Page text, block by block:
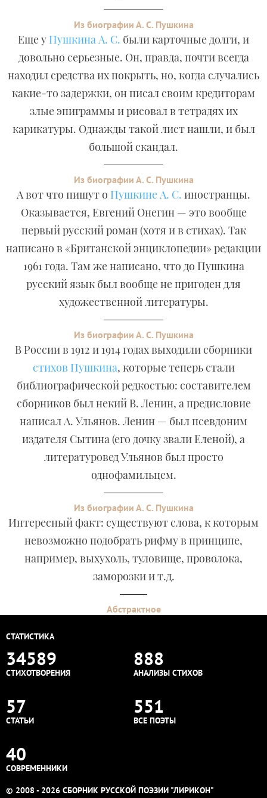
Из биографии А. С. Пушкина
Еще у Пушкина А. С. были карточные долги, и
довольно серьезные. Он, правда, почти всегда
находил средства их покрыть, но, когда случались
какие-то задержки, он писал своим кредиторам
злые эпиграммы и рисовал в тетрадях их
карикатуры. Однажды такой лист нашли, и был
большой скандал.
Из биографии А. С. Пушкина
А вот что пишут о Пушкине А. С. иностранцы.
Оказывается, Евгений Онегин — это вообще
первый русский роман (хотя и в стихах). Так
написано в «Британской энциклопедии» редакции
1961 года. Там же написано, что до Пушкина
русский язык был вообще не пригоден для
художественной литературы.
Из биографии А. С. Пушкина
В России в 1912 и 1914 годах выходили сборники
стихов Пушкина, которые теперь стали
библиографической редкостью: составителем
сборников был некий В. Ленин, а предисловие
написал А. Ульянов. Ленин — был псевдоним
издателя Сытина (его дочку звали Еленой), а
литературовед Ульянов был просто
однофамильцем.
Из биографии А. С. Пушкина
Интересный факт: существуют слова, к которым
невозможно подобрать рифму в принципе,
например, выхухоль, туловище, проволока,
заморозки и т.д.
Абстрактное
СТАТИСТИКА
34589
СТИХОТВОРЕНИЯ
888
АНАЛИЗЫ СТИХОВ
57
СТАТЬИ
551
ВСЕ ПОЭТЫ
40
СОВРЕМЕННИКИ
© 2008 - 2026 СБОРНИК РУССКОЙ ПОЭЗИИ "ЛИРИКОН"